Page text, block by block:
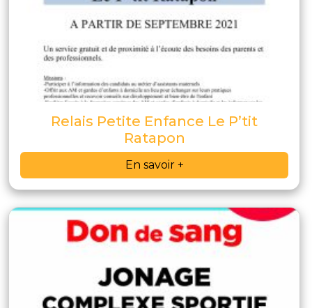
Relais Petite Enfance Le P’tit
Ratapon
En savoir +